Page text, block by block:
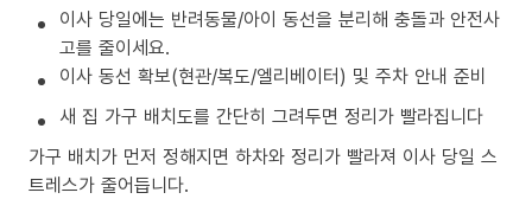
이사 당일에는 반려동물/아이 동선을 분리해 충돌과 안전사
고를 줄이세요.
이사 동선 확보(현관/복도/엘리베이터) 및 주차 안내 준비
새 집 가구 배치도를 간단히 그려두면 정리가 빨라집니다
가구 배치가 먼저 정해지면 하차와 정리가 빨라져 이사 당일 스
트레스가 줄어듭니다.